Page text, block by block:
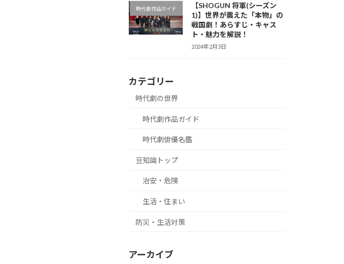
時代劇作品ガイド
【SHOGUN 将軍(シーズン
1)】世界が震えた「本物」の
戦国劇！あらすじ・キャス
ト・魅力を解説！
2024年2月3日
カテゴリー
時代劇の世界
時代劇作品ガイド
時代劇俳優名鑑
豆知識トップ
治安・危険
生活・住まい
防災・生活対策
アーカイブ